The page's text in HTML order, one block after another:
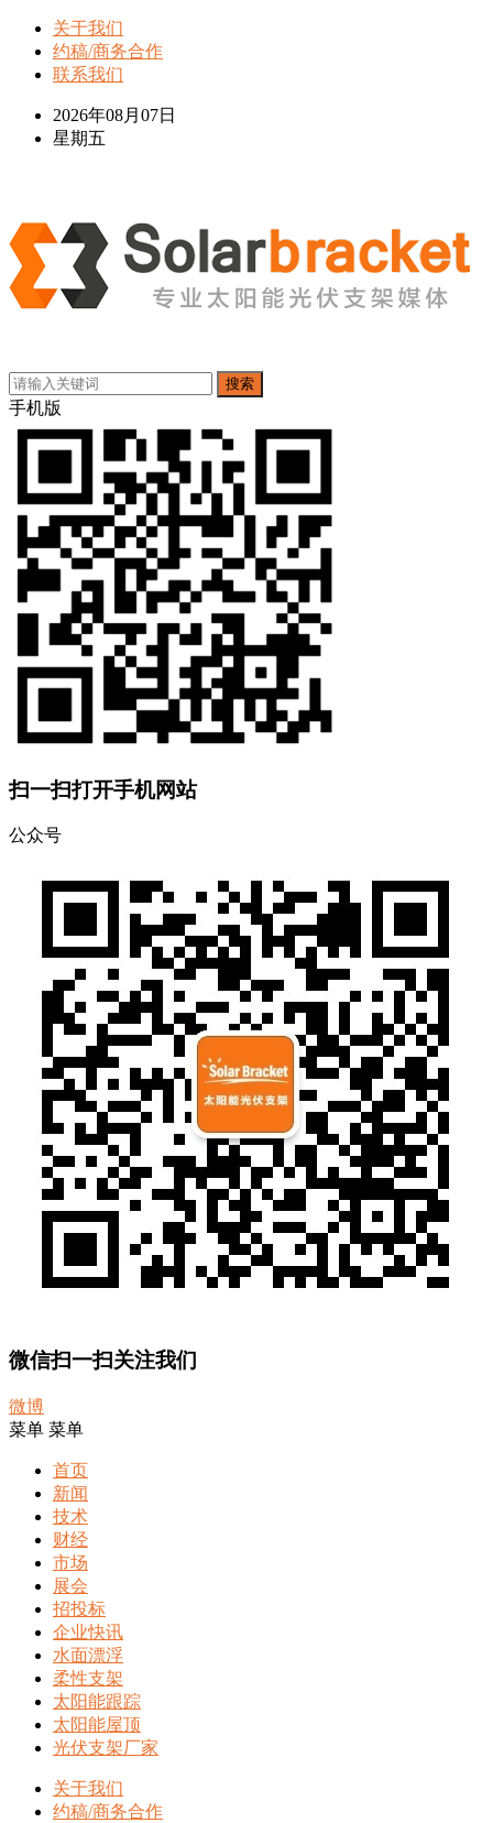
关于我们
约稿/商务合作
联系我们
2026年08月07日
星期五
搜索
手机版
扫一扫打开手机网站
公众号
微信扫一扫关注我们
微博
菜单 菜单
首页
新闻
技术
财经
市场
展会
招投标
企业快讯
水面漂浮
柔性支架
太阳能跟踪
太阳能屋顶
光伏支架厂家
关于我们
约稿/商务合作